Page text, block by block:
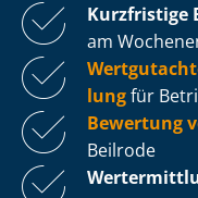
Kurzfristige
am
lungfür
Bewertung
Beilrode